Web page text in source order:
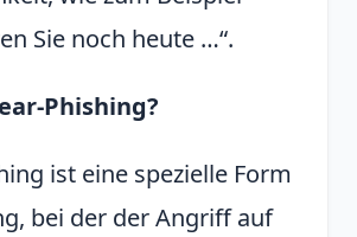
Sie noch heute …“.
Phishing?
ist eine spezielle Form
bei der der Angriff auf